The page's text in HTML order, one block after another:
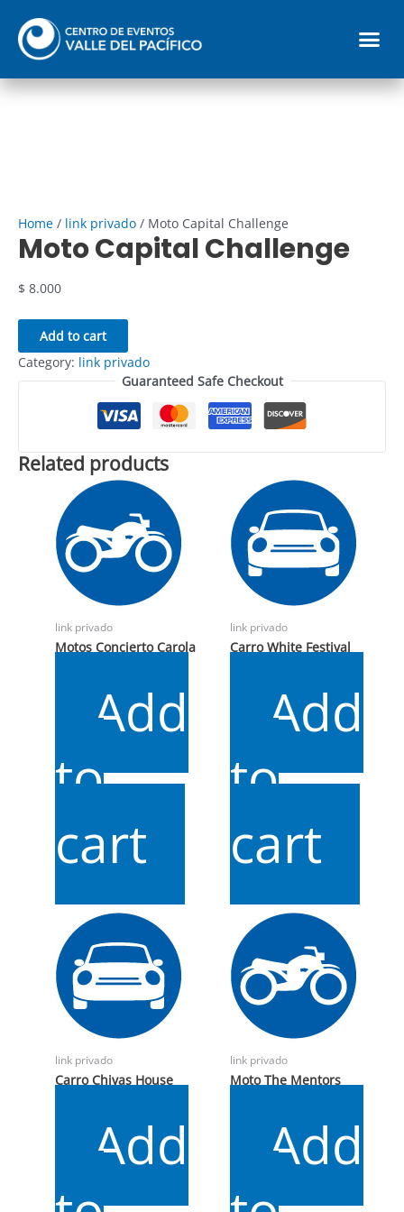
contenido
Home / link privado / Moto Capital Challenge
Moto Capital Challenge
$ 8.000
Capital
Challenge
quantity
Add to cart
Category: link privado
Guaranteed Safe Checkout
Related products
link privado
Motos Concierto Carola
Add
to
cart
link privado
Carro White Festival
Add
to
cart
link privado
Carro Chivas House
Add
link privado
Moto The Mentors
Add